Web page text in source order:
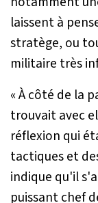
laissent à
stratège, ou
militaire très
« À côté de la
trouvait avec
réflexion qui
tactiques et
indique qu'il
puissant chef